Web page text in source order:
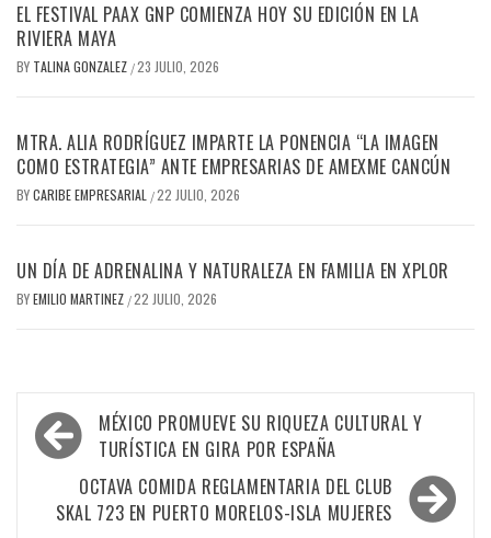
EL FESTIVAL PAAX GNP COMIENZA HOY SU EDICIÓN EN LA
RIVIERA MAYA
BY TALINA GONZALEZ /23 JULIO, 2026
MTRA. ALIA RODRÍGUEZ IMPARTE LA PONENCIA “LA IMAGEN
COMO ESTRATEGIA” ANTE EMPRESARIAS DE AMEXME CANCÚN
BYCARIBE EMPRESARIAL /22 JULIO, 2026
UN DÍA DE ADRENALINA Y NATURALEZA EN FAMILIA EN XPLOR
BYEMILIO MARTINEZ /22 JULIO, 2026
Navegación
de
entradas
MÉXICO PROMUEVE SU RIQUEZA CULTURAL Y
TURÍSTICA EN GIRA POR ESPAÑA
OCTAVA COMIDA REGLAMENTARIA DEL CLUB
SKAL 723 EN PUERTO MORELOS-ISLA MUJERES